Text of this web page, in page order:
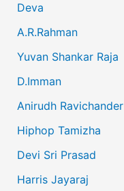
Deva
A.R.Rahman
Yuvan Shankar Raja
D.Imman
Anirudh Ravichander
Hiphop Tamizha
Devi Sri Prasad
Harris Jayaraj